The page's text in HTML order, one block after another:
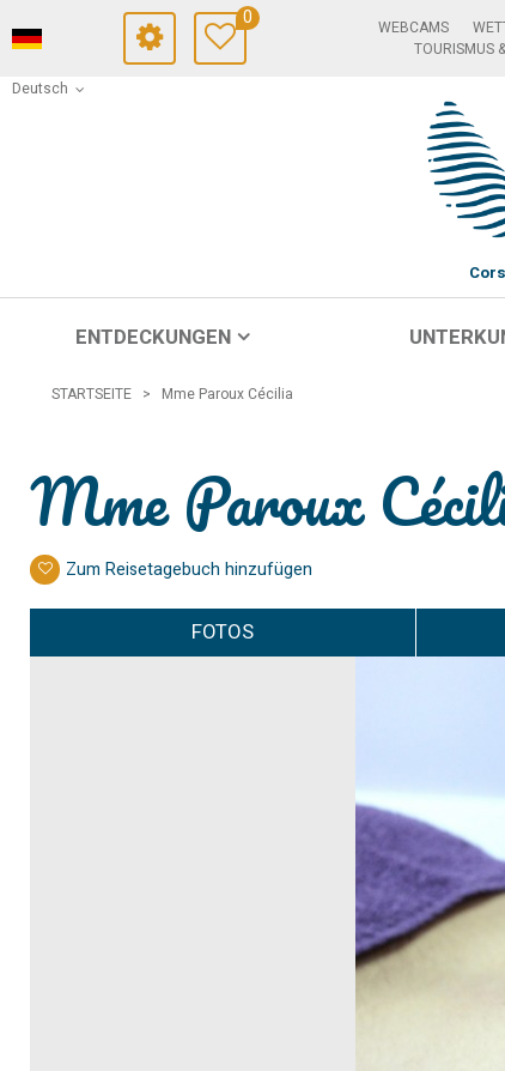
Deutsch
0 WEBCAMS
TOURISMUS
ENTDECKUNGEN
STARTSEITE > Mme Paroux Cécilia
Mme Paroux
Zum Reisetagebuch hinzufügen
FOTOS